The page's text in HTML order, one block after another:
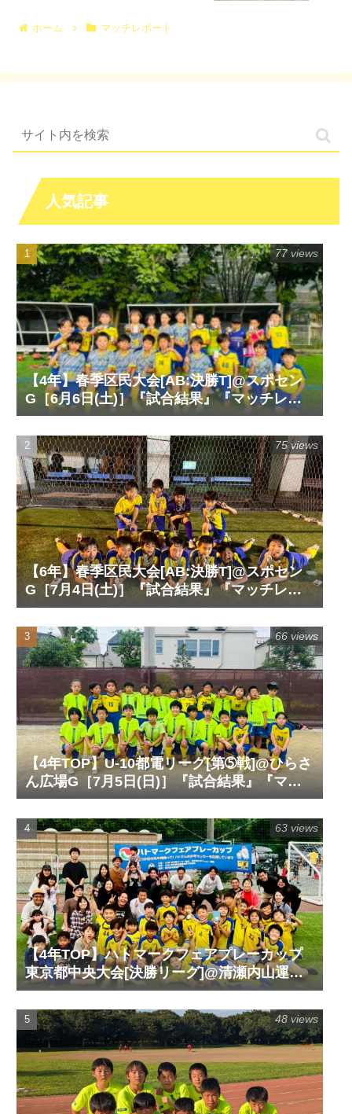
ホーム マッチレポート
人気記事
【4年】春季区民大会[AB:決勝T]@スポセン
G［6月6日(土)］『試合結果』『マッチレポ
ート』『試合動画』
77 views
【6年】春季区民大会[AB:決勝T]@スポセン
G［7月4日(土)］『試合結果』『マッチレポ
ート』『試合動画』
75 views
【4年TOP】U-10都電リーグ[第➄戦]@ひらさ
ん広場G［7月5日(日)］『試合結果』『マッ
チレポート』『試合動画』
66 views
【4年TOP】ハトマークフェアプレーカップ
東京都中央大会[決勝リーグ]@清瀬内山運動
公園サッカー場G［6月14日(日)］『試合結
果』『マッチレポート』『試合動画』
63 views
48 views